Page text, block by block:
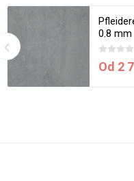
0.8 mm
Od 2